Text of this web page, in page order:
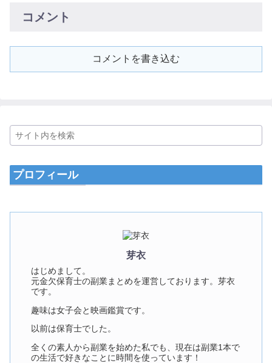
コメント
コメントを書き込む
プロフィール
芽衣
はじめまして。
元金欠保育士の副業まとめを運営しております。芽衣
です。
趣味は女子会と映画鑑賞です。
以前は保育士でした。
全くの素人から副業を始めた私でも、現在は副業1本で
の生活で好きなことに時間を使っています！